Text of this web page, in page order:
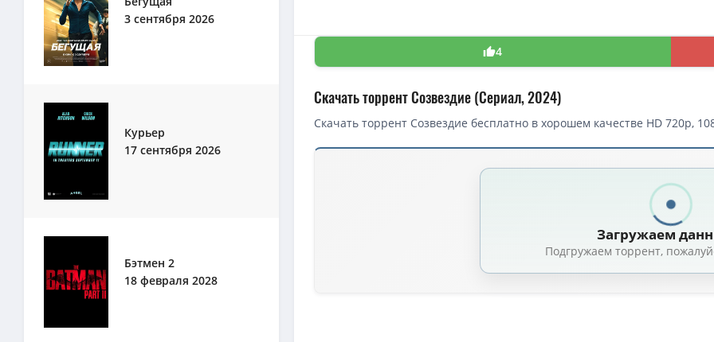
3 сентября 2026
Курьер
17 сентября 2026
Бэтмен 2
18 февраля 2028
4
Скачать торрент Созвездие (Сериал, 2024)
Скачать торрент Созвездие бесплатно в хорошем качестве HD 720p,
Скачать торрент — Созвездие / Constellation / Сезон: 01 (2024)
Созвездие / Constellation / Сезон: 1 / Серии: 1-8 из 8 (Мишель Макларен,
1080p — Созвездие / Constellation / Сезон: 1 / Серии: 1-8 из 8 (Мишель
720p — Созвездие / Constellation / Сезон: 1 / Серии: 1-8 из 8 (Мишель Макларен)
720p — Созвездие / Constellation (2024) WEB-DL [H.264/720p] (сезон 1, серии 1-8
Загружаем
Подгружаем торрент,